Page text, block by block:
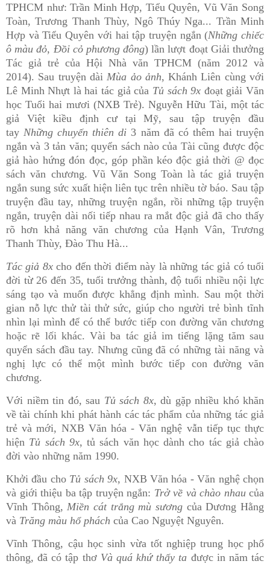
TPHCM như: Trần Minh Hợp, Tiểu Quyên, Vũ Văn Song
Toàn, Trương Thanh Thùy, Ngô Thúy Nga... Trần Minh
Hợp và Tiểu Quyên với hai tập truyện ngắn (Những chiếc
ô màu đỏ, Đồi cỏ phương đông) lần lượt đoạt Giải thưởng
Tác giả trẻ của Hội Nhà văn TPHCM (năm 2012 và
2014). Sau truyện dài Mùa ảo ảnh, Khánh Liên cùng với
Lê Minh Nhựt là hai tác giả của Tủ sách 9x đoạt giải Văn
học Tuổi hai mươi (NXB Trẻ). Nguyễn Hữu Tài, một tác
giả Việt kiều định cư tại Mỹ, sau tập truyện đầu
tay Những chuyến thiên di 3 năm đã có thêm hai truyện
ngắn và 3 tản văn; quyển sách nào của Tài cũng được độc
giả hào hứng đón đọc, góp phần kéo độc giả thời @ đọc
sách văn chương. Vũ Văn Song Toàn là tác giả truyện
ngắn sung sức xuất hiện liên tục trên nhiều tờ báo. Sau tập
truyện đầu tay, những truyện ngắn, rồi những tập truyện
ngắn, truyện dài nối tiếp nhau ra mắt độc giả đã cho thấy
rõ hơn khả năng văn chương của Hạnh Vân, Trương
Thanh Thùy, Đào Thu Hà...
Tác giả 8xcho đến thời điểm này là những tác giả có tuổi
đời từ 26 đến 35, tuổi trưởng thành, độ tuổi nhiều nội lực
sáng tạo và muốn được khẳng định mình. Sau một thời
gian nỗ lực thử tài thử sức, giúp cho người trẻ bình tĩnh
nhìn lại mình để có thể bước tiếp con đường văn chương
hoặc rẽ lối khác. Vài ba tác giả im tiếng lặng tăm sau
quyển sách đầu tay. Nhưng cũng đã có những tài năng và
nghị lực có thể một mình bước tiếp con đường văn
chương.
Với niềm tin đó, sau Tủ sách 8x, dù gặp nhiều khó khăn
về tài chính khi phát hành các tác phẩm của những tác giả
trẻ và mới, NXB Văn hóa - Văn nghệ vẫn tiếp tục thực
hiện Tủ sách 9x, tủ sách văn học dành cho tác giả chào
đời vào những năm 1990.
Khởi đầu cho Tủ sách 9x, NXB Văn hóa - Văn nghệ chọn
và giới thiệu ba tập truyện ngắn: Trở về và chào nhau của
Vĩnh Thông, Miền cát trắng mù sương của Dương Hằng
và Trăng màu hổ phách của Cao Nguyệt Nguyên.
Vĩnh Thông, cậu học sinh vừa tốt nghiệp trung học phổ
thông, đã có tập thơ Và quá khứ thấy ta được in năm tác